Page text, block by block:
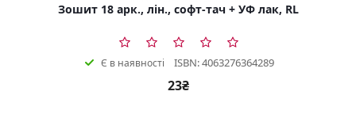
Зошит 18 арк., лін., софт-тач + УФ лак, RL
Є в наявності ISBN: 4063276364289
23₴